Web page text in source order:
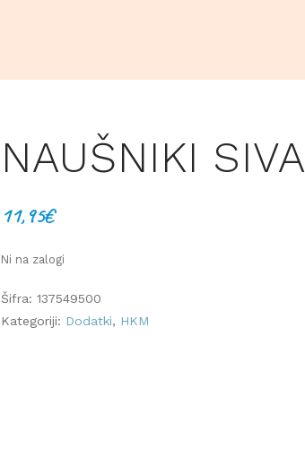
NAUŠNIKI SIVA
11,95€
Ni na zalogi
Šifra: 137549500
Kategoriji: Dodatki, HKM